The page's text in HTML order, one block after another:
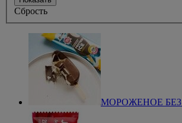
Сбрость
МОРОЖЕНОЕ